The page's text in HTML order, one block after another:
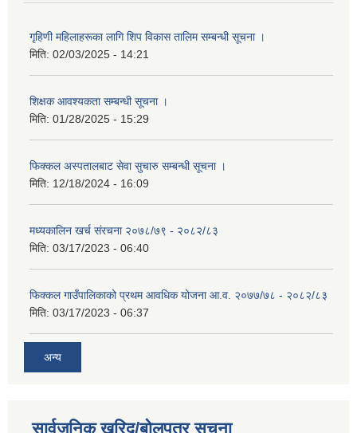
गृहिणी महिलाहरूका लागि शिप विकास तालिम सम्बन्धी सूचना ‌।
मिति: 02/03/2025 - 14:21
शिक्षक आवश्यकता सम्बन्धी सूचना ।
मिति: 01/28/2025 - 15:29
फिक्कल अस्पतालबाट सेवा सुचारु सम्बन्धी सूचना ।
मिति: 12/18/2024 - 16:09
मध्यकालिन खर्च संरचना २०७८/७९ - २०८२/८३
मिति: 03/17/2023 - 06:40
फिक्कल गाउँपालिकाको प्रथम आवधिक योजना आ.व. २०७७/७८ - २०८२/८३
मिति: 03/17/2023 - 06:37
अन्य
सार्वजनिक खरिद/बोलपत्र सूचना